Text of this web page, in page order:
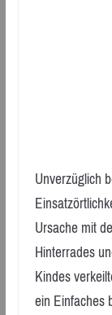
Unverzüglich
Ursache mit
Hinterrades
Kindes
ein Einfaches